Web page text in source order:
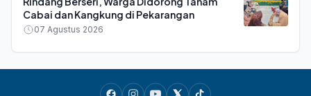
Cabai dan Kangkung di Pekarangan
07 Agustus 2026